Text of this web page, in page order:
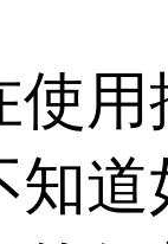
知